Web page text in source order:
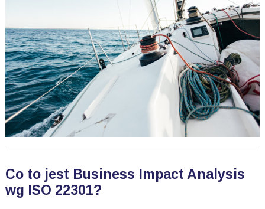
Co to jest Business Impact Analysis
wg ISO 22301?